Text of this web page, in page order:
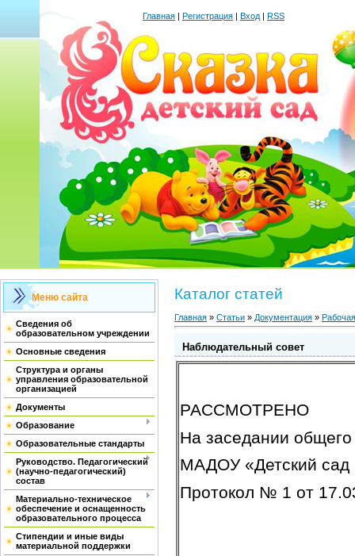
Главная | Регистрация | Вход | RSS
Меню сайта
Сведения об
образовательном учреждении
Основные сведения
Структура и органы
управления образовательной
организацией
Документы
Образование
Образовательные стандарты
Руководство. Педагогический
(научно-педагогический)
состав
Материально-техническое
обеспечение и оснащенность
образовательного процесса
Стипендии и иные виды
материальной поддержки
Каталог статей
Главная » Статьи » Документация »
Наблюдательный совет
На заседании
МАДОУ «Детский
Протокол № 1